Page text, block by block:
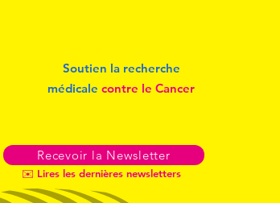
Soutien la recherche
médicale contre le Cancer
Recevoir la Newsletter
✉️ Lires les dernières newsletters